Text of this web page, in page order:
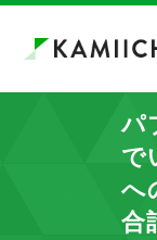
ペ
メ
パ
で
へ
合